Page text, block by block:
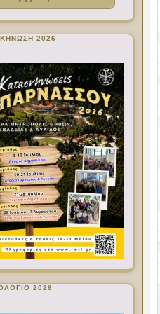
2026
2026